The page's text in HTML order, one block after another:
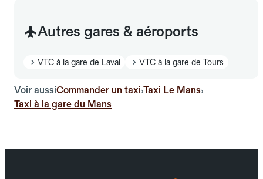
Autres gares & aéroports
VTC à la gare de Laval VTC à la gare de Tours
Voir aussiCommander un taxi›Taxi Le Mans›
Taxi à la gare du Mans